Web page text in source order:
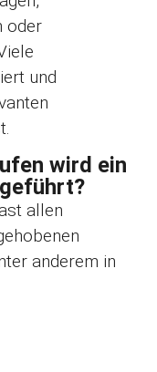
oder
und
wird ein
allen
anderem in